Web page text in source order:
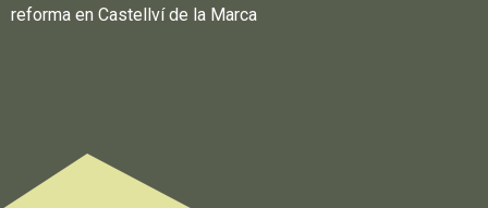
reforma en Castellví de la Marca